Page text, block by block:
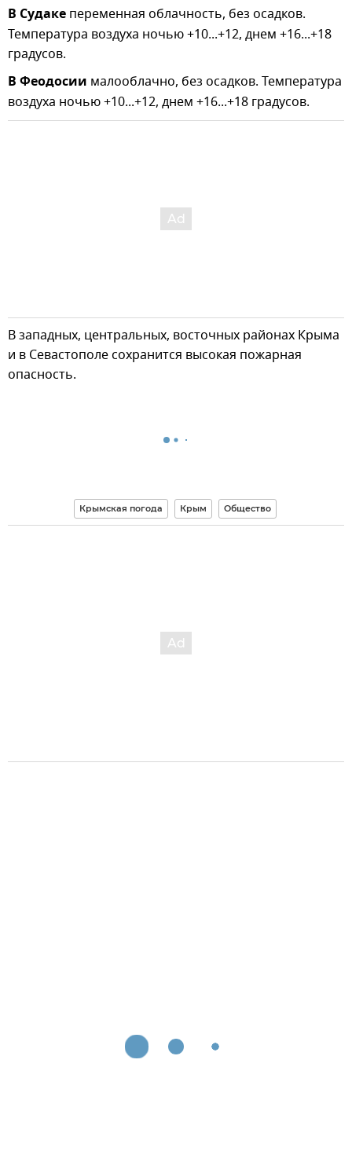
В Судаке переменная облачность, без осадков.
Температура воздуха ночью +10...+12, днем +16...+18
градусов.
В Феодосии малооблачно, без осадков. Температура
воздуха ночью +10...+12, днем +16...+18 градусов.
В западных, центральных, восточных районах Крыма
и в Севастополе сохранится высокая пожарная
опасность.
Крымская погода Крым Общество